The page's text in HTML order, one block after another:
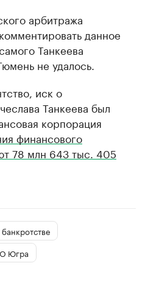
арбитража
данное
Танкеева
не удалось.
иск о
Танкеева был
корпорация
финансового
78 млн 643 тыс. 405
Югра